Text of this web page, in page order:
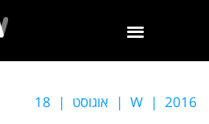
W | 2016
| אוגוסט |
18